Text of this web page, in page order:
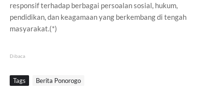
responsif terhadap berbagai persoalan sosial, hukum,
pendidikan, dan keagamaan yang berkembang di tengah
masyarakat.(*)
Dibaca
Tags Berita Ponorogo